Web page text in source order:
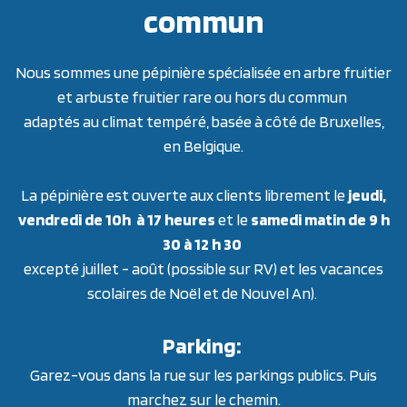
commun
Nous sommes une pépinière spécialisée en arbre fruitier
et arbuste fruitier rare ou hors du commun
adaptés au climat tempéré, basée à côté de Bruxelles,
en Belgique.
La pépinière est ouverte aux clients librement lejeudi,
vendredi de 10h à 17 heureset lesamedi matin de 9 h
30 à 12 h 30
excepté juillet - août (possible sur RV) et les vacances
scolaires de Noël et de Nouvel An).
Parking:
Garez-vous dans la rue sur les parkings publics. Puis
marchez sur le chemin.